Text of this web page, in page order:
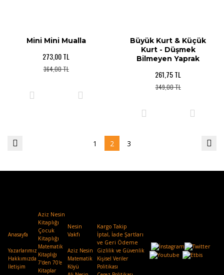
Mini Mini Mualla
273,00 TL
364,00 TL
Büyük Kurt & Küçük
Kurt - Düşmek
Bilmeyen Yaprak
261,75 TL
349,00 TL
1 2 3
Anasayfa
Yazarlarımız
Hakkımızda
İletişim
Aziz Nesin
Kitaplığı
Çocuk
Kitaplığı
Matematik
Kitaplığı
7'den 70'e
Kitaplar
Nesin
Vakfı
Aziz Nesin
Matematik
Köyü
Kargo Takip
İptal, İade Şartları
ve Geri Ödeme
Gizlilik ve Güvenlik
Kişisel Veriler
Politikası